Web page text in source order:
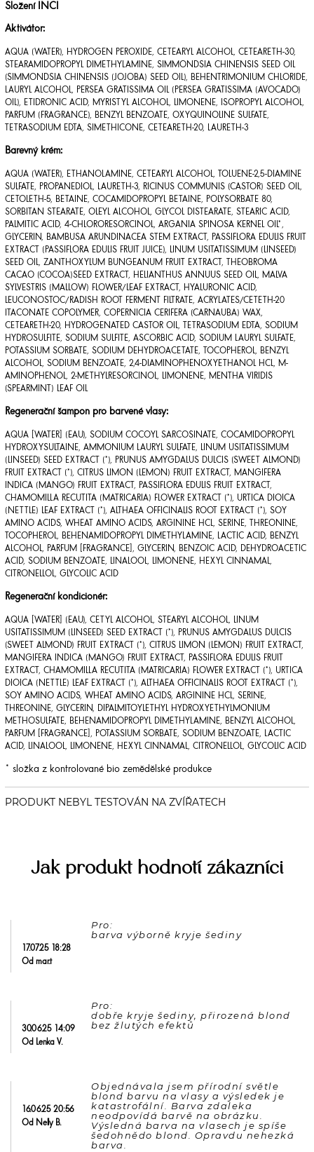
Složení INCI
Aktivátor:
AQUA (WATER), HYDROGEN PEROXIDE, CETEARYL ALCOHOL, CETEARETH-30,
STEARAMIDOPROPYL DIMETHYLAMINE, SIMMONDSIA CHINENSIS SEED OIL
(SIMMONDSIA CHINENSIS (JOJOBA) SEED OIL), BEHENTRIMONIUM CHLORIDE,
LAURYL ALCOHOL, PERSEA GRATISSIMA OIL (PERSEA GRATISSIMA (AVOCADO)
OIL), ETIDRONIC ACID, MYRISTYL ALCOHOL, LIMONENE, ISOPROPYL ALCOHOL,
PARFUM (FRAGRANCE), BENZYL BENZOATE, OXYQUINOLINE SULFATE,
TETRASODIUM EDTA, SIMETHICONE, CETEARETH-20, LAURETH-3
Barevný krém:
AQUA (WATER), ETHANOLAMINE, CETEARYL ALCOHOL, TOLUENE-2,5-DIAMINE
SULFATE, PROPANEDIOL, LAURETH-3, RICINUS COMMUNIS (CASTOR) SEED OIL,
CETOLETH-5, BETAINE, COCAMIDOPROPYL BETAINE, POLYSORBATE 80,
SORBITAN STEARATE, OLEYL ALCOHOL, GLYCOL DISTEARATE, STEARIC ACID,
PALMITIC ACID, 4-CHLORORESORCINOL, ARGANIA SPINOSA KERNEL OIL*,
GLYCERIN, BAMBUSA ARUNDINACEA STEM EXTRACT, PASSIFLORA EDULIS FRUIT
EXTRACT (PASSIFLORA EDULIS FRUIT JUICE), LINUM USITATISSIMUM (LINSEED)
SEED OIL, ZANTHOXYLUM BUNGEANUM FRUIT EXTRACT, THEOBROMA
CACAO (COCOA)SEED EXTRACT, HELIANTHUS ANNUUS SEED OIL, MALVA
SYLVESTRIS (MALLOW) FLOWER/LEAF EXTRACT, HYALURONIC ACID,
LEUCONOSTOC/RADISH ROOT FERMENT FILTRATE, ACRYLATES/CETETH-20
ITACONATE COPOLYMER, COPERNICIA CERIFERA (CARNAUBA) WAX,
CETEARETH-20, HYDROGENATED CASTOR OIL, TETRASODIUM EDTA, SODIUM
HYDROSULFITE, SODIUM SULFITE, ASCORBIC ACID, SODIUM LAURYL SULFATE,
POTASSIUM SORBATE, SODIUM DEHYDROACETATE, TOCOPHEROL, BENZYL
ALCOHOL, SODIUM BENZOATE, 2,4-DIAMINOPHENOXYETHANOL HCL, M-
AMINOPHENOL, 2-METHYLRESORCINOL, LIMONENE, MENTHA VIRIDIS
(SPEARMINT) LEAF OIL
Regenerační šampon pro barvené vlasy:
AQUA [WATER] (EAU), SODIUM COCOYL SARCOSINATE, COCAMIDOPROPYL
HYDROXYSULTAINE, AMMONIUM LAURYL SULFATE, LINUM USITATISSIMUM
(LINSEED) SEED EXTRACT (*), PRUNUS AMYGDALUS DULCIS (SWEET ALMOND)
FRUIT EXTRACT (*), CITRUS LIMON (LEMON) FRUIT EXTRACT, MANGIFERA
INDICA (MANGO) FRUIT EXTRACT, PASSIFLORA EDULIS FRUIT EXTRACT,
CHAMOMILLA RECUTITA (MATRICARIA) FLOWER EXTRACT (*), URTICA DIOICA
(NETTLE) LEAF EXTRACT (*), ALTHAEA OFFICINALIS ROOT EXTRACT (*), SOY
AMINO ACIDS, WHEAT AMINO ACIDS, ARGININE HCL, SERINE, THREONINE,
TOCOPHEROL, BEHENAMIDOPROPYL DIMETHYLAMINE, LACTIC ACID, BENZYL
ALCOHOL, PARFUM [FRAGRANCE], GLYCERIN, BENZOIC ACID, DEHYDROACETIC
ACID, SODIUM BENZOATE, LINALOOL, LIMONENE, HEXYL CINNAMAL,
CITRONELLOL, GLYCOLIC ACID
Regenerační kondicionér:
AQUA [WATER] (EAU), CETYL ALCOHOL, STEARYL ALCOHOL, LINUM
USITATISSIMUM (LINSEED) SEED EXTRACT (*), PRUNUS AMYGDALUS DULCIS
(SWEET ALMOND) FRUIT EXTRACT (*), CITRUS LIMON (LEMON) FRUIT EXTRACT,
MANGIFERA INDICA (MANGO) FRUIT EXTRACT, PASSIFLORA EDULIS FRUIT
EXTRACT, CHAMOMILLA RECUTITA (MATRICARIA) FLOWER EXTRACT (*), URTICA
DIOICA (NETTLE) LEAF EXTRACT (*), ALTHAEA OFFICINALIS ROOT EXTRACT (*),
SOY AMINO ACIDS, WHEAT AMINO ACIDS, ARGININE HCL, SERINE,
THREONINE, GLYCERIN, DIPALMITOYLETHYL HYDROXYETHYLMONIUM
METHOSULFATE, BEHENAMIDOPROPYL DIMETHYLAMINE, BENZYL ALCOHOL,
PARFUM [FRAGRANCE], POTASSIUM SORBATE, SODIUM BENZOATE, LACTIC
ACID, LINALOOL, LIMONENE, HEXYL CINNAMAL, CITRONELLOL, GLYCOLIC ACID
* složka z kontrolované bio zemědělské produkce
Jak produkt hodnotí zákazníci
17.07.25 18:28
Od mar.t
Pro:
30.06.25 14:09
Od Lenka V.
Pro:
dobře kryje šediny, přirozená blond
16.06.25 20:56
Od Nelly B.
Objednávala jsem přírodní světle
blond barvu na vlasy a výsledek je
katastrofální. Barva zdaleka
neodpovídá barvě na obrázku.
Výsledná barva na vlasech je spíše
šedohnědo blond. Opravdu nehezká
barva.